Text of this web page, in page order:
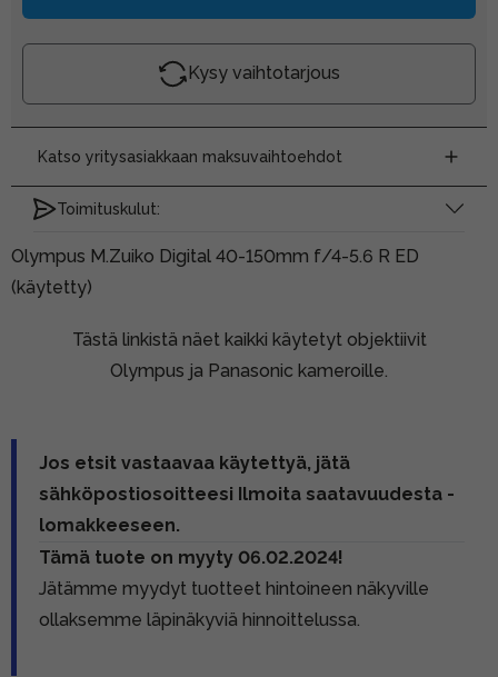
Kysy vaihtotarjous
Katso yritysasiakkaan maksuvaihtoehdot
Toimituskulut:
Olympus M.Zuiko Digital 40-150mm f/4-5.6 R ED
(käytetty)
Tästä linkistä näet kaikki käytetyt objektiivit
Olympus ja Panasonic kameroille.
Jos etsit vastaavaa käytettyä, jätä
sähköpostiosoitteesi Ilmoita saatavuudesta -
lomakkeeseen.
Tämä tuote on myyty 06.02.2024!
Jätämme myydyt tuotteet hintoineen näkyville
ollaksemme läpinäkyviä hinnoittelussa.